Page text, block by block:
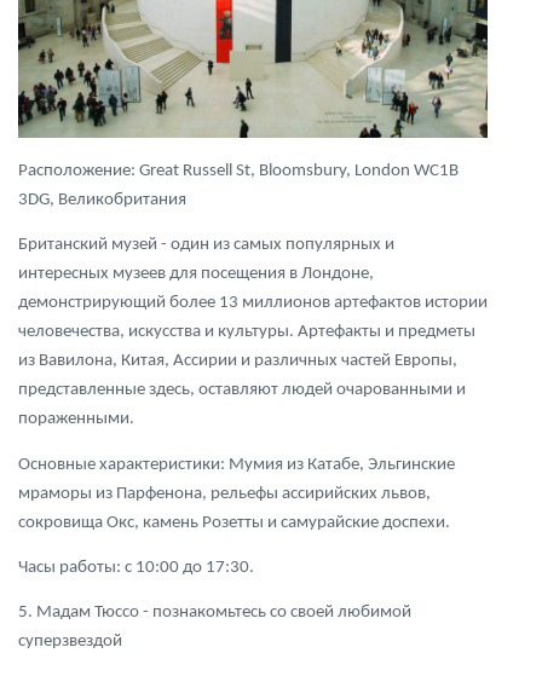
Расположение: Great Russell St, Bloomsbury, London WC1B
3DG, Великобритания
Британский музей - один из самых популярных и
интересных музеев для посещения в Лондоне,
демонстрирующий более 13 миллионов артефактов истории
человечества, искусства и культуры. Артефакты и предметы
из Вавилона, Китая, Ассирии и различных частей Европы,
представленные здесь, оставляют людей очарованными и
пораженными.
Основные характеристики: Мумия из Катабе, Эльгинские
мраморы из Парфенона, рельефы ассирийских львов,
сокровища Окс, камень Розетты и самурайские доспехи.
Часы работы: с 10:00 до 17:30.
5. Мадам Тюссо - познакомьтесь со своей любимой
суперзвездой